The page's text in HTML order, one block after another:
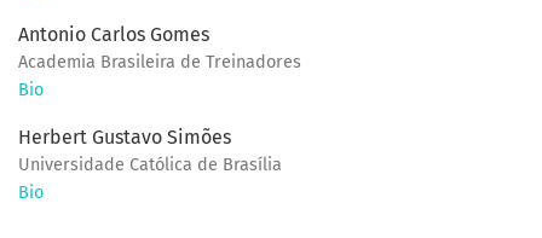
Antonio Carlos Gomes
Academia Brasileira de Treinadores
Bio
Herbert Gustavo Simões
Universidade Católica de Brasília
Bio